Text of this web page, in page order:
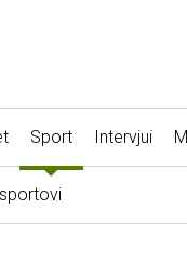
Sport Intervjui